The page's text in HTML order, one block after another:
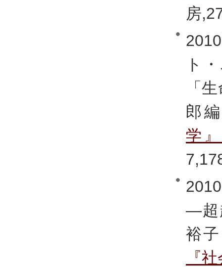
房
ト
「
郎
学』
―超
裕
『